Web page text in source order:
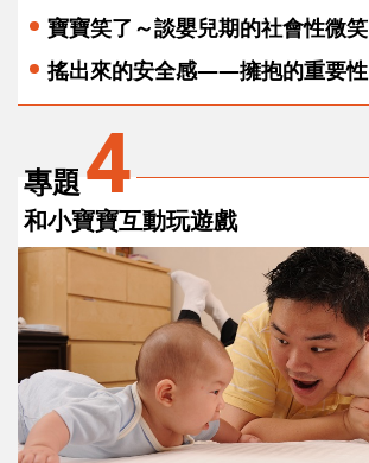
寶寶笑了～談嬰兒期的社會性微笑
搖出來的安全感——擁抱的重要性
專題4
和小寶寶互動玩遊戲